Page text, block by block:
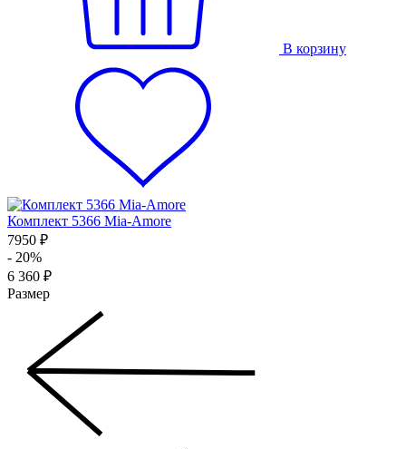
В корзину
Комплект 5366 Mia-Amore
7950 ₽
- 20%
6 360 ₽
Размер